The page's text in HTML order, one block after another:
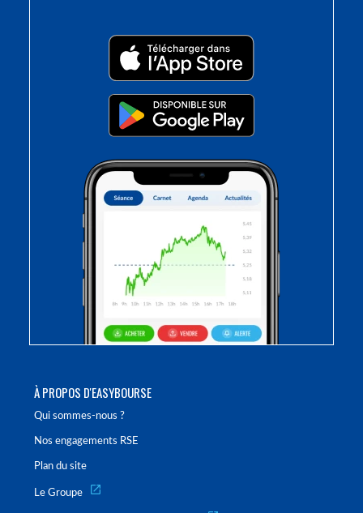
À PROPOS D'EASYBOURSE
Qui sommes-nous ?
Nos engagements RSE
Plan du site
Le Groupe